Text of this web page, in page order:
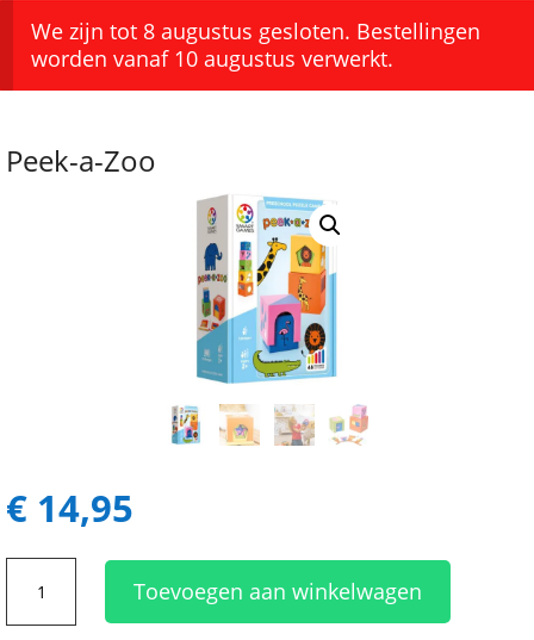
We zijn tot 8 augustus gesloten. Bestellingen
worden vanaf 10 augustus verwerkt.
Peek-a-Zoo
€ 14,95
Zoo
Toevoegen aan winkelwagen